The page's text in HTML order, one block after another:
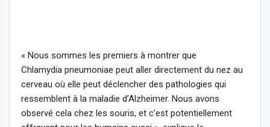
« Nous sommes les premiers à montrer que
Chlamydia pneumoniae peut aller directement du nez au
cerveau où elle peut déclencher des pathologies qui
ressemblent à la maladie d’Alzheimer. Nous avons
observé cela chez les souris, et c’est potentiellement